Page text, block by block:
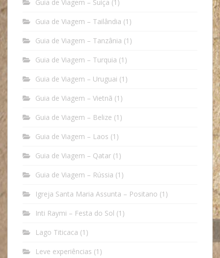
Guia de Viagem – Suíça (1)
Guia de Viagem – Tailândia (1)
Guia de Viagem – Tanzânia (1)
Guia de Viagem – Turquia (1)
Guia de Viagem – Uruguai (1)
Guia de Viagem – Vietnã (1)
Guia de Viagem – Belize (1)
Guia de Viagem – Laos (1)
Guia de Viagem – Qatar (1)
Guia de Viagem – Rússia (1)
Igreja Santa Maria Assunta – Positano (1)
Inti Raymi – Festa do Sol (1)
Lago Titicaca (1)
Leve experiências (1)